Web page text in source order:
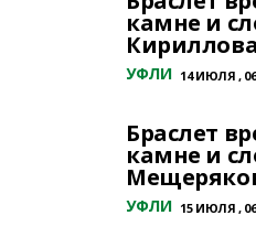
камне и
Кириллова
УФЛИ 14 ИЮЛЯ ,
Браслет
камне и
УФЛИ 15 ИЮЛЯ ,